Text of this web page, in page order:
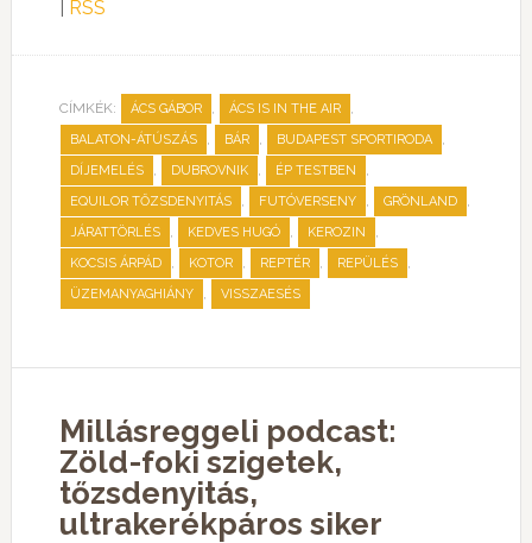
RSS
CÍMKÉK: ÁCS GÁBOR , ÁCS IS IN THE AIR ,
BALATON-ÁTÚSZÁS , BÁR , BUDAPEST SPORTIRODA ,
DÍJEMELÉS , DUBROVNIK , ÉP TESTBEN ,
EQUILOR TŐZSDENYITÁS , FUTÓVERSENY , GRÖNLAND ,
JÁRATTÖRLÉS , KEDVES HUGÓ , KEROZIN ,
KOCSIS ÁRPÁD , KOTOR , REPTÉR , REPÜLÉS ,
ÜZEMANYAGHIÁNY , VISSZAESÉS
Millásreggeli podcast:
Zöld-foki szigetek,
tőzsdenyitás,
ultrakerékpáros siker